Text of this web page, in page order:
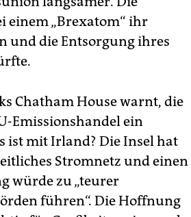
einem „Brexatom“ ihr
und die Entsorgung ihres
Chatham House warnt, die
Emissionshandel ein
ist mit Irland? Die Insel hat
Stromnetz und einen
würde zu „teurer
führen“. Die Hoffnung